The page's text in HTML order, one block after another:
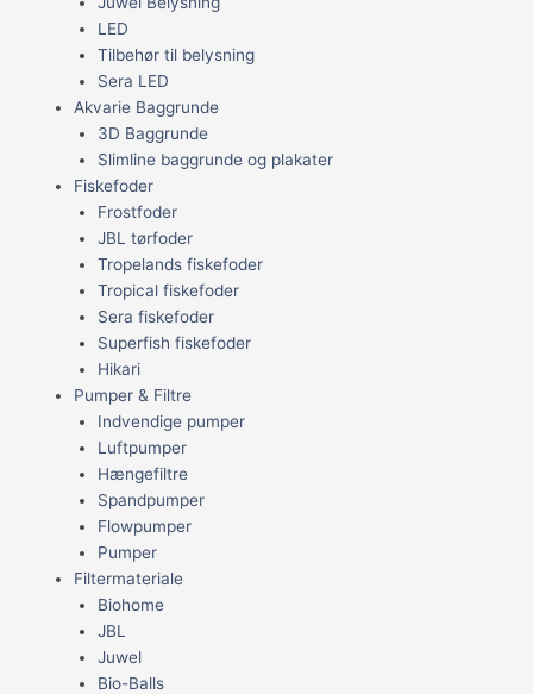
LED
Tilbehør til belysning
Sera LED
Akvarie Baggrunde
3D Baggrunde
Slimline baggrunde og plakater
Fiskefoder
Frostfoder
JBL tørfoder
Tropelands fiskefoder
Tropical fiskefoder
Sera fiskefoder
Superfish fiskefoder
Hikari
Pumper & Filtre
Indvendige pumper
Luftpumper
Hængefiltre
Spandpumper
Flowpumper
Pumper
Filtermateriale
Biohome
JBL
Juwel
Bio-Balls